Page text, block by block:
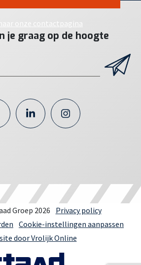
naar onze contactpagina
je graag op de hoogte
Groep 2026
Privacy policy
Cookie-instellingen aanpassen
door Vrolijk Online